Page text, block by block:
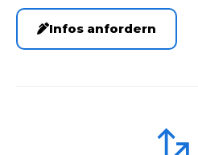
Infos anfordern